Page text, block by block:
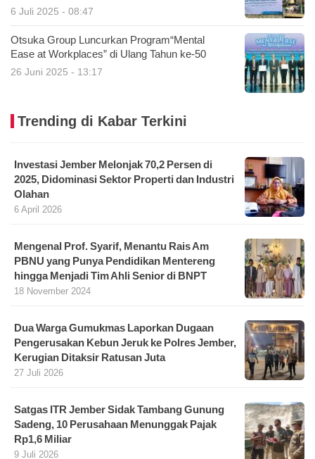
6 Juli 2025 - 08:47
Otsuka Group Luncurkan Program“Mental
Ease at Workplaces” di Ulang Tahun ke-50
26 Juni 2025 - 13:17
Trending di Kabar Terkini
Investasi Jember Melonjak 70,2 Persen di
2025, Didominasi Sektor Properti dan Industri
Olahan
6 April 2026
Mengenal Prof. Syarif, Menantu Rais Am
PBNU yang Punya Pendidikan Mentereng
hingga Menjadi Tim Ahli Senior di BNPT
18 November 2024
Dua Warga Gumukmas Laporkan Dugaan
Pengerusakan Kebun Jeruk ke Polres Jember,
Kerugian Ditaksir Ratusan Juta
27 Juli 2026
Satgas ITR Jember Sidak Tambang Gunung
Sadeng, 10 Perusahaan Menunggak Pajak
Rp1,6 Miliar
9 Juli 2026